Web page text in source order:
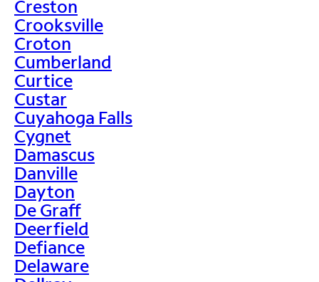
Creston
Crooksville
Croton
Cumberland
Curtice
Custar
Cuyahoga Falls
Cygnet
Damascus
Danville
Dayton
De Graff
Deerfield
Defiance
Delaware